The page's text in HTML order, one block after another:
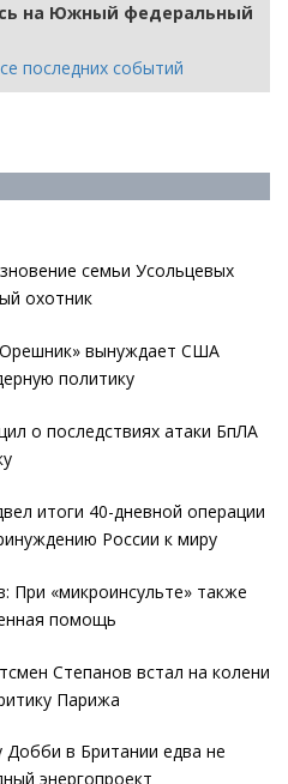
на Южный федеральный
последних событий
семьи Усольцевых
охотник
вынуждает США
политику
о последствиях атаки БпЛА
итоги 40-дневной операции
России к миру
При «микроинсульте» также
помощь
Степанов встал на колени
Парижа
в Британии едва не
энергопроект